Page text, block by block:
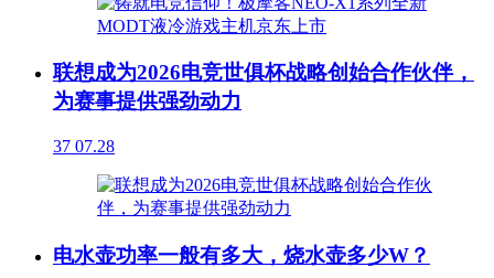
联想成为2026电竞世俱杯战略创始合作伙伴，
为赛事提供强劲动力
37 07.28
电水壶功率一般有多大，烧水壶多少W？